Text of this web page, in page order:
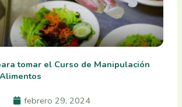
tomar el Curso de Manipulación
febrero 29, 2024